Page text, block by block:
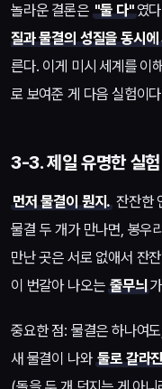
놀라운 결론은 "둘 다"였
질과 물결의 성질을 동시
른다. 이게 미시 세계를 이
로 보여준 게 다음 실험이
3-3. 제일 유명한 실
먼저 물결이 뭔지. 잔잔한
물결 두 개가 만나면, 봉우
만난 곳은 서로 없애서 잔
이 번갈아 나오는줄무늬
중요한 점: 물결은 하나여
새 물결이 나와둘로 갈라